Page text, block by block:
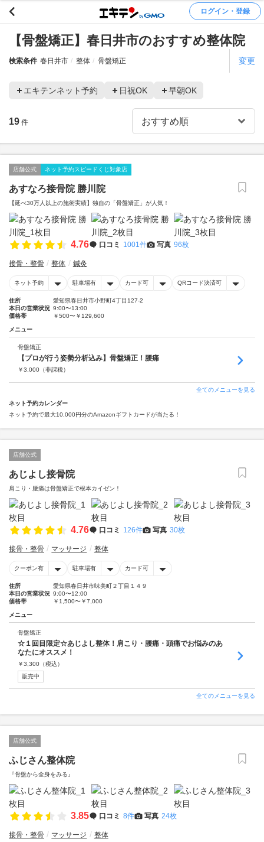
ログイン・登録
【骨盤矯正】春日井市のおすすめ整体院
検索条件 春日井市 整体 骨盤矯正 変更
エキテンネット予約 日祝OK 早朝OK
19 件
店舗公式 ネット予約スピードくじ対象店
あすなろ接骨院 勝川院
【延べ30万人以上の施術実績】独自の「骨盤矯正」が人気！
4.76 口コミ 1001件 写真 96枚
接骨・整骨 整体 鍼灸
ネット予約 駐車場有 カード可 QRコード決済可
住所
愛知県春日井市小野町4丁目127-2
本日の営業状況 9:00〜13:00
価格帯
￥500〜￥129,600
メニュー
骨盤矯正
【プロが行う姿勢分析込み】骨盤矯正！腰痛
￥3,000 （非課税）
全てのメニューを見る
ネット予約カレンダー
ネット予約で最大10,000円分のAmazonギフトカードが当たる！
店舗公式
あじよし接骨院
肩こり・腰痛は骨盤矯正で根本カイゼン！
4.76 口コミ 126件 写真 30枚
接骨・整骨 マッサージ 整体
クーポン有 駐車場有 カード可
住所
愛知県春日井市味美町２丁目１４９
本日の営業状況 9:00〜12:00
価格帯
￥1,500〜￥7,000
メニュー
骨盤矯正
☆１回目限定☆あじよし整体！肩こり・腰痛・頭痛でお悩みのあ
なたにオススメ！
￥3,300 （税込）
販売中
全てのメニューを見る
店舗公式
ふじさん整体院
『骨盤から全身をみる』
3.85 口コミ 8件 写真 24枚
接骨・整骨 マッサージ 整体